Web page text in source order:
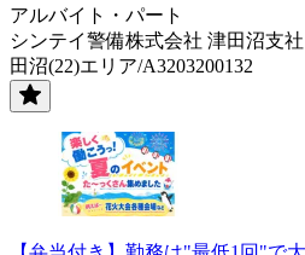
アルバイト・パート
シンテイ警備株式会社 津田沼支
田沼(22)エリア/A3203200132